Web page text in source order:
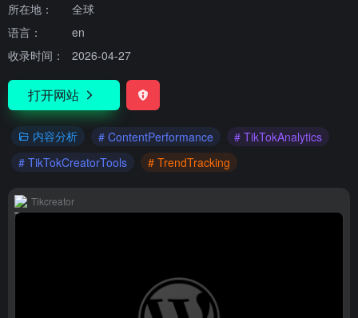
所在地：
全球
语言：
en
收录时间：
2026-04-27
打开网站
内容分析 # ContentPerformance
# TikTokAnalytics
# TikTokCreatorTools
# TrendTracking
Tikcreator